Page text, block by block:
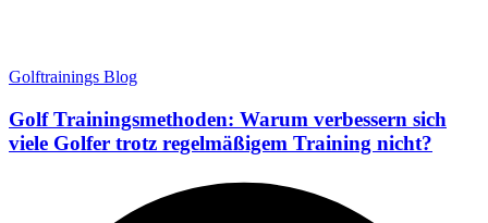
Golftrainings Blog
Golf Trainingsmethoden: Warum verbessern sich
viele Golfer trotz regelmäßigem Training nicht?